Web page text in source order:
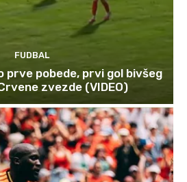
FUDBAL
prve pobede, prvi gol bivšeg
zvezde (VIDEO)